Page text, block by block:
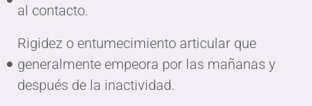
al contacto.
Rigidez o entumecimiento articular que
generalmente empeora por las mañanas y
después de la inactividad.